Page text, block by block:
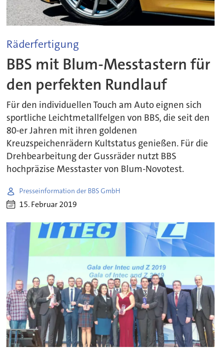
Räderfertigung
BBS mit Blum-Messtastern für
den perfekten Rundlauf
Für den individuellen Touch am Auto eignen sich
sportliche Leichtmetallfelgen von BBS, die seit den
80-er Jahren mit ihren goldenen
Kreuzspeichenrädern Kultstatus genießen. Für die
Drehbearbeitung der Gussräder nutzt BBS
hochpräzise Messtaster von Blum-Novotest.
Presseinformation der BBS GmbH
15. Februar 2019